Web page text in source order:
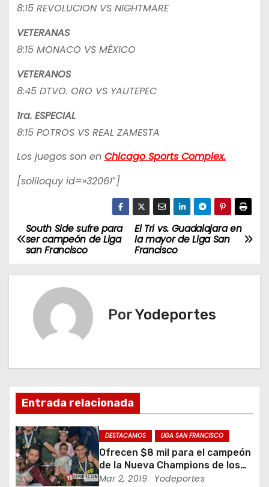
8:15 REVOLUCION VS NIGHTMARE
VETERANAS
8:15 MONACO VS MÉXICO
VETERANOS
8:45 DTVO. ORO VS YAUTEPEC
1ra. ESPECIAL
8:15 POTROS VS REAL ZAMESTA
Los juegos son en Chicago Sports Complex.
[soliloquy id=»32061″]
N
a
c
i
ó
n
El Tri vs. Guadalajara en
la mayor de Liga San
Francisco
South Side sufre para
ser campeón de Liga
san Francisco
PorYodeportes
Entrada relacionada
DESTACAMOS LIGA SAN FRANCISCO
Ofrecen $8 mil para el campeón
de la Nueva Champions de los
Martes
Mar 2, 2019 Yodeportes